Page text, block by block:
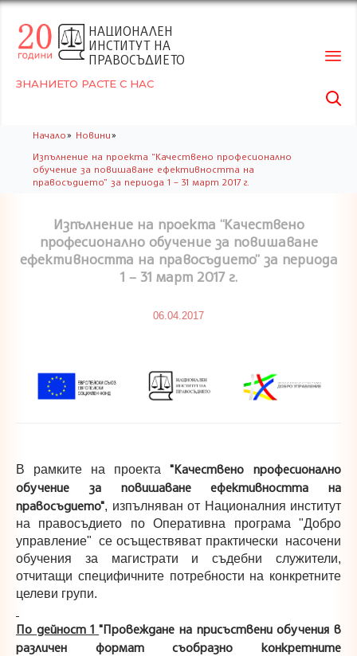
НАЦИОНАЛЕН
ИНСТИТУТ НА
ПРАВОСЪДИЕТО
ЗНАНИЕТО РАСТЕ С НАС

Начало» Новини»
Изпълнение на проекта “Качествено професионално
обучение за повишаване ефективността на
правосъдието” за периода 1 – 31 март 2017 г.
Изпълнение на проекта “Качествено
професионално обучение за повишаване
ефективността на правосъдието” за периода
1 – 31 март 2017 г.
06.04.2017
В рамките на проекта "Качествено професионално
обучение за повишаване ефективността на
правосъдието", изпълняван от Националния институт
на правосъдието по Оперативна програма "Добро
управление" се осъществяват практически насочени
обучения за магистрати и съдебни служители,
отчитащи специфичните потребности на конкретните
целеви групи.
По дейност 1"Провеждане на присъствени обучения в
различен формат съобразно конкретните